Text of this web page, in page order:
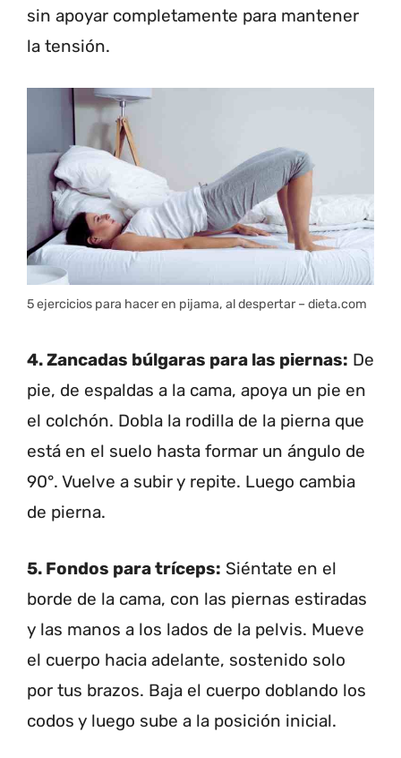
sin apoyar completamente para mantener
la tensión.
5 ejercicios para hacer en pijama, al despertar – dieta.com
4. Zancadas búlgaras para las piernas: De
pie, de espaldas a la cama, apoya un pie en
el colchón. Dobla la rodilla de la pierna que
está en el suelo hasta formar un ángulo de
90°. Vuelve a subir y repite. Luego cambia
de pierna.
5. Fondos para tríceps: Siéntate en el
borde de la cama, con las piernas estiradas
y las manos a los lados de la pelvis. Mueve
el cuerpo hacia adelante, sostenido solo
por tus brazos. Baja el cuerpo doblando los
codos y luego sube a la posición inicial.